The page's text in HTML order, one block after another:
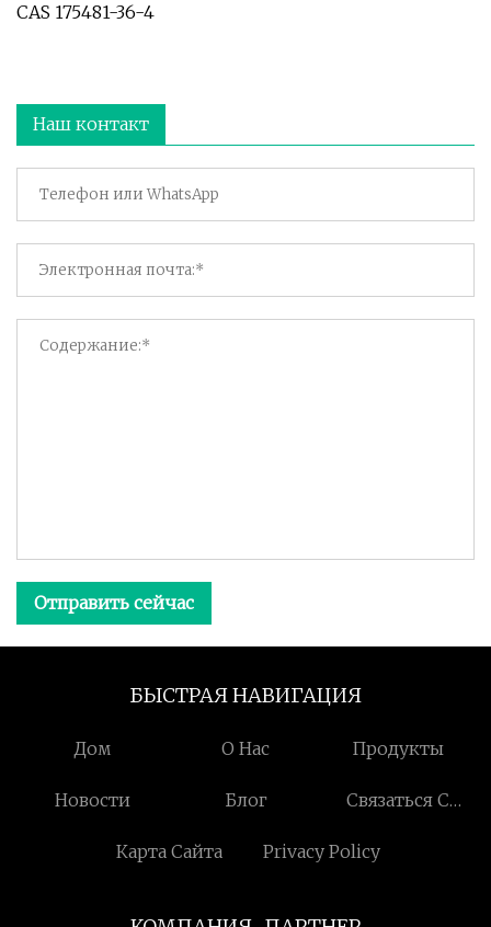
CAS 175481-36-4
Наш контакт
Отправить сейчас
БЫСТРАЯ НАВИГАЦИЯ
Дом О Нас Продукты
Новости Блог
Связаться С
Карта Сайта
Privacy Policy